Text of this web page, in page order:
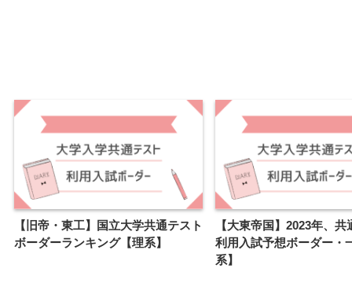
【旧帝・東工】国立大学共通テスト
ボーダーランキング【理系】
【大東帝国】2023年、共
利用入試予想ボーダー・
系】